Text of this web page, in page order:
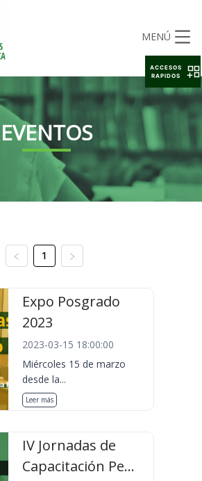
MENÚ
EVENTOS
1
Expo Posgrado
2023
2023-03-15 18:00:00
Miércoles 15 de marzo
desde la...
Leer más
IV Jornadas de
Capacitación Pe...
ACCESOS
RAPIDOS